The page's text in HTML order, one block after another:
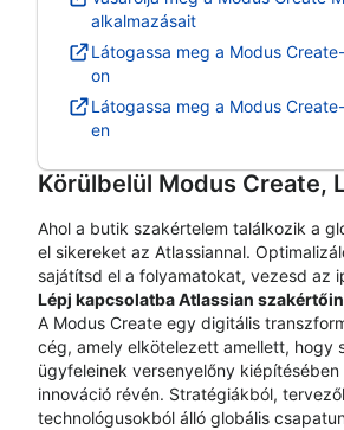
alkalmazásait
Látogassa meg a Modus
on
Látogassa meg a Modus
en
Körülbelül Modus Create,
Ahol a butik szakértelem találkozik a
el sikereket az Atlassiannal.
sajátítsd el a folyamatokat, vezesd az
Lépj kapcsolatba Atlassian
A Modus Create egy digitális
cég, amely elkötelezett amellett, hogy
ügyfeleinek versenyelőny
innováció révén. Stratégiákból,
technológusokból álló globális